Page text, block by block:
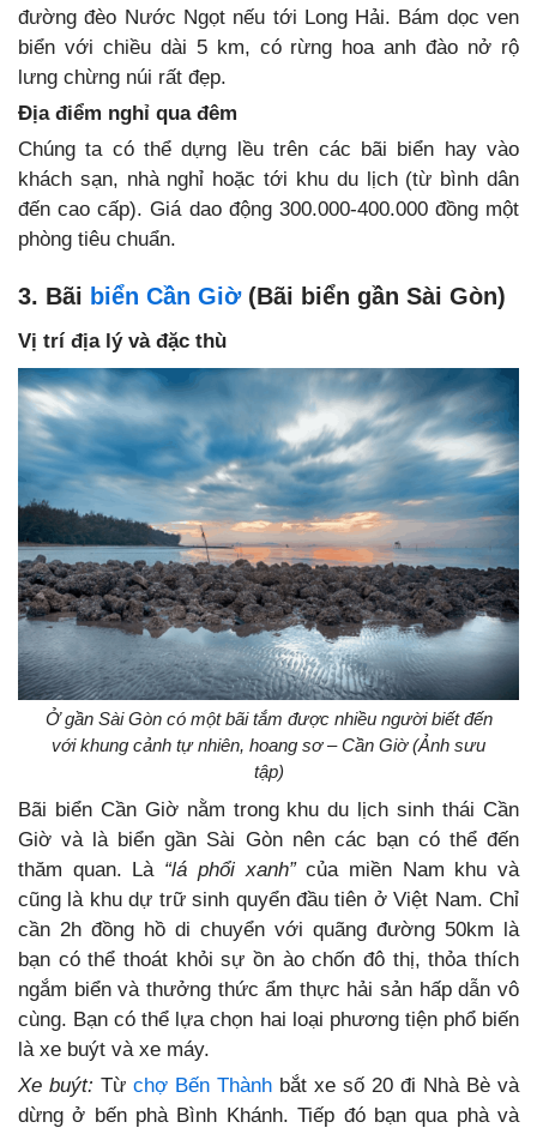
đường đèo Nước Ngọt nếu tới Long Hải. Bám dọc ven
biển với chiều dài 5 km, có rừng hoa anh đào nở rộ
lưng chừng núi rất đẹp.
Địa điểm nghỉ qua đêm
Chúng ta có thể dựng lều trên các bãi biển hay vào
khách sạn, nhà nghỉ hoặc tới khu du lịch (từ bình dân
đến cao cấp). Giá dao động 300.000-400.000 đồng một
phòng tiêu chuẩn.
3. Bãi biển Cần Giờ(Bãi biển gần Sài Gòn)
Vị trí địa lý và đặc thù
Ở gần Sài Gòn có một bãi tắm được nhiều người biết đến
với khung cảnh tự nhiên, hoang sơ – Cần Giờ (Ảnh sưu
tập)
Bãi biển Cần Giờ nằm trong khu du lịch sinh thái Cần
Giờ và là biển gần Sài Gòn nên các bạn có thể đến
thăm quan. Là “lá phổi xanh”của miền Nam khu và
cũng là khu dự trữ sinh quyển đầu tiên ở Việt Nam. Chỉ
cần 2h đồng hồ di chuyển với quãng đường 50km là
bạn có thể thoát khỏi sự ồn ào chốn đô thị, thỏa thích
ngắm biển và thưởng thức ẩm thực hải sản hấp dẫn vô
cùng. Bạn có thể lựa chọn hai loại phương tiện phổ biến
là xe buýt và xe máy.
Xe buýt: Từ chợ Bến Thành bắt xe số 20 đi Nhà Bè và
dừng ở bến phà Bình Khánh. Tiếp đó bạn qua phà và